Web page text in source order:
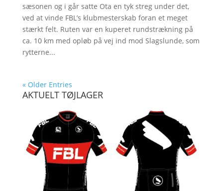
sæsonen og i går satte Ota en tyk streg under det,
ved at vinde FBL’s klubmesterskab foran et meget
stærkt felt. Ruten var en kuperet rundstrækning på
ca. 10 km med opløb på vej ind mod Slagslunde, som
rytterne...
« Older Entries
AKTUELT TØJLAGER